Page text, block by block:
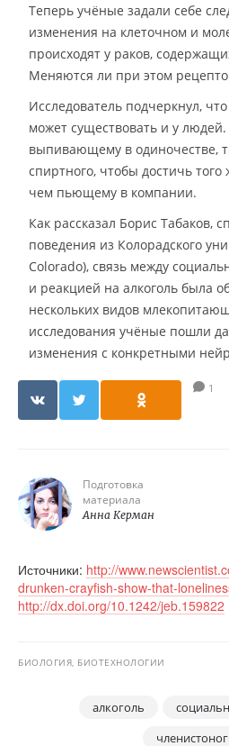
Теперь учёные задали себе
изменения на клеточном и
происходят у раков,
Меняются ли при этом
Исследователь подчеркнул,
может существовать и у людей.
выпивающему в одиночестве,
спиртного, чтобы достичь
чем пьющему в компании.
Как рассказал Борис Табаков,
поведения из Колорадского
Colorado), связь между
и реакцией на алкоголь была
нескольких видов
исследования учёные пошли
изменения с конкретными
1
Подготовка
материала
Анна Керман
Источники: http://
drunken-crayfish-show-that-
http://dx.doi.org/10.1242/jeb.159822
БИОЛОГИЯ, БИОТЕХНОЛОГИИ
алкоголь